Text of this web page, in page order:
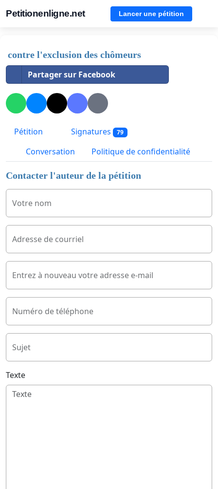
Petitionenligne.net Lancer une pétition
contre l'exclusion des chômeurs
Partager sur Facebook
Pétition Signatures 79
Conversation Politique de confidentialité
Contacter l'auteur de la pétition
Votre nom
Adresse de courriel
Entrez à nouveau votre adresse e-mail
Numéro de téléphone
Sujet
Texte